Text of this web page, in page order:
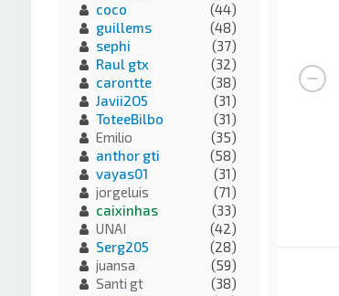
coco
(44)
guillems
(48)
sephi
(37)
Raul gtx
(32)
carontte
(38)
Javii2O5
(31)
ToteeBilbo
(31)
Emilio
(35)
anthor gti
(58)
vayas01
(31)
jorgeluis
(71)
caixinhas
(33)
UNAI
(42)
Serg205
(28)
juansa
(59)
Santi gt
(38)